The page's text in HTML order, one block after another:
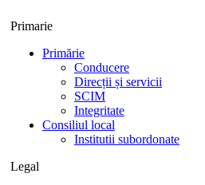
Primarie
Primărie
Conducere
Direcții și servicii
SCIM
Integritate
Consiliul local
Institutii subordonate
Legal